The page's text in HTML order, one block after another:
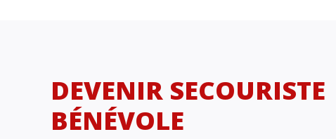
DEVENIR SECOURISTE
BÉNÉVOLE